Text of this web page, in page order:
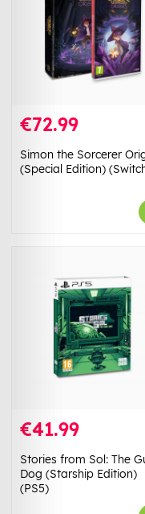
€72.99
Simon the Sorcerer
(Special Edition)
€41.99
Stories from Sol: The
Dog (Starship Edition)
(PS5)